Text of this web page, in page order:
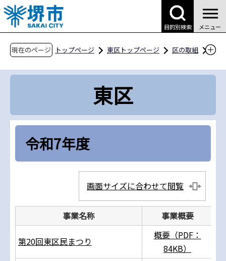
こ
の
ペ
目的別検索 メニュー
現在のページ トップページ 東区トップページ
区の取組
区域まちづくり事業【東区】
東区
令和7年度
画面サイズに合わせて閲覧
事業名称 事業概要
第20回東区民まつり
概要（PDF：
84KB）